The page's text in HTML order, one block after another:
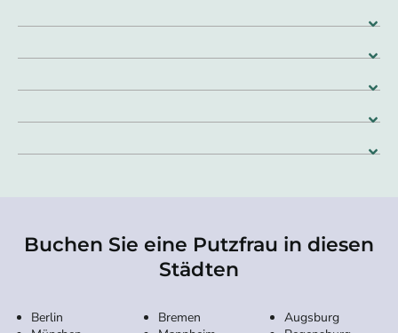
Buchen Sie eine Putzfrau in diesen
Städten
Berlin
Bremen
Augsburg